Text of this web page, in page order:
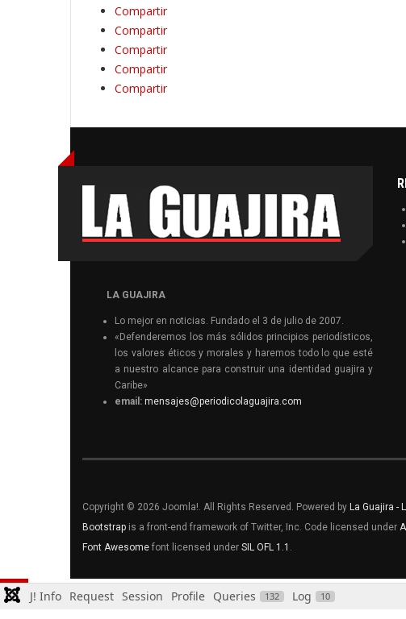
Compartir
Compartir
Compartir
Compartir
Compartir
LA GUAJIRA
Lo mejor en noticias. Fundado el 3 de julio de 2007.
«Defenderemos los más sólidos principios periodísticos,
los valores éticos y morales y haremos todo lo que esté
a nuestro alcance para construir una identidad guajira y
Caribe»
email: mensajes@periodicolaguajira.com
Copyright © 2026 Joomla!. All Rights Reserved. Powered by La Guajira -
Bootstrap is a front-end framework of Twitter, Inc. Code licensed under
Font Awesome font licensed under SIL OFL 1.1 .
J! Info Request Session Profile Queries 132 Log 10